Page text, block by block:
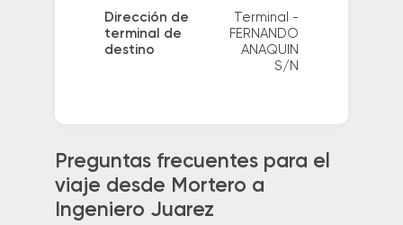
Dirección de
terminal de
destino
Terminal -
FERNANDO
ANAQUIN
S/N
Preguntas frecuentes para el
viaje desde Mortero a
Ingeniero Juarez